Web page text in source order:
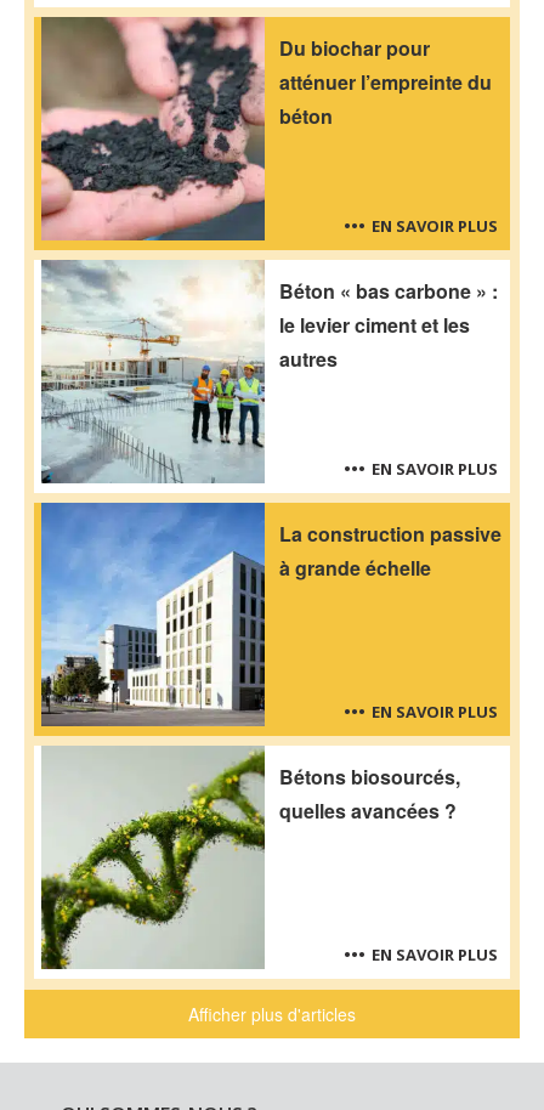
Du biochar pour
atténuer l’empreinte du
béton
EN SAVOIR PLUS
Béton « bas carbone » :
le levier ciment et les
autres
EN SAVOIR PLUS
La construction passive
à grande échelle
EN SAVOIR PLUS
Bétons biosourcés,
quelles avancées ?
EN SAVOIR PLUS
Afficher plus d'articles